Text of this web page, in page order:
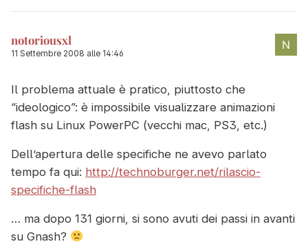
notoriousxl
11 Settembre 2008 alle 14:46
Il problema attuale è pratico, piuttosto che
“ideologico”: è impossibile visualizzare animazioni
flash su Linux PowerPC (vecchi mac, PS3, etc.)
Dell’apertura delle specifiche ne avevo parlato
tempo fa qui: http://technoburger.net/rilascio-
specifiche-flash
… ma dopo 131 giorni, si sono avuti dei passi in avanti
su Gnash?